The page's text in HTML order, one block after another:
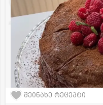
შეინახე რეცეპტი